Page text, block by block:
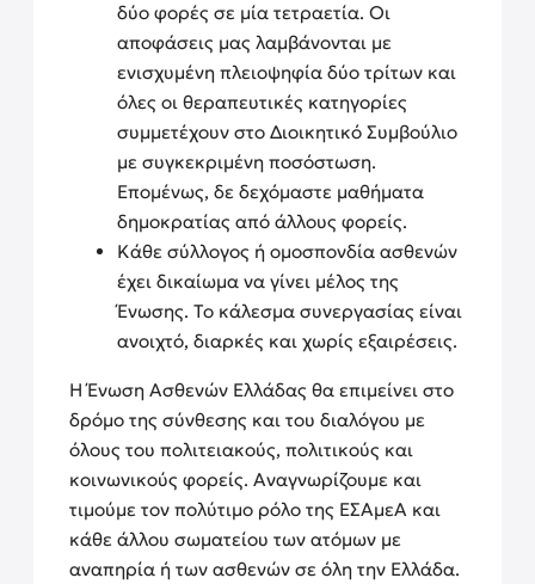
δύο φορές σε μία τετραετία. Οι
αποφάσεις μας λαμβάνονται με
ενισχυμένη πλειοψηφία δύο τρίτων και
όλες οι θεραπευτικές κατηγορίες
συμμετέχουν στο Διοικητικό Συμβούλιο
με συγκεκριμένη ποσόστωση.
Επομένως, δε δεχόμαστε μαθήματα
δημοκρατίας από άλλους φορείς.
Κάθε σύλλογος ή ομοσπονδία ασθενών
έχει δικαίωμα να γίνει μέλος της
Ένωσης. Το κάλεσμα συνεργασίας είναι
ανοιχτό, διαρκές και χωρίς εξαιρέσεις.
Η Ένωση Ασθενών Ελλάδας θα επιμείνει στο
δρόμο της σύνθεσης και του διαλόγου με
όλους του πολιτειακούς, πολιτικούς και
κοινωνικούς φορείς. Αναγνωρίζουμε και
τιμούμε τον πολύτιμο ρόλο της ΕΣΑμεΑ και
κάθε άλλου σωματείου των ατόμων με
αναπηρία ή των ασθενών σε όλη την Ελλάδα.